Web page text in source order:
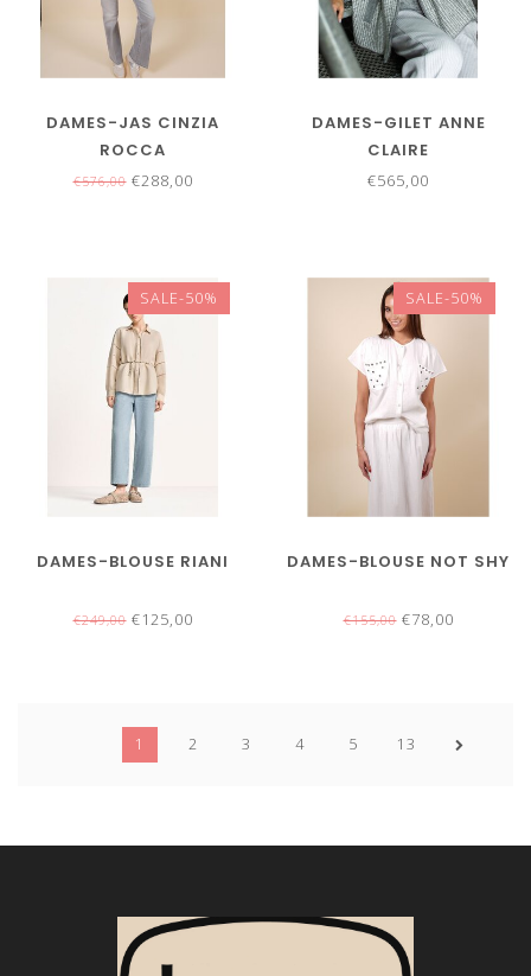
DAMES-JAS CINZIA
ROCCA
€576,00€288,00
DAMES-GILET ANNE
CLAIRE
€565,00
SALE-50%
DAMES-BLOUSE RIANI
€249,00€125,00
SALE-50%
DAMES-BLOUSE NOT SHY
€155,00€78,00
1 2 3 4 5 13